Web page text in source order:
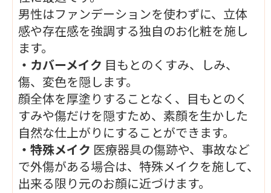
男性はファンデーションを使わずに、立体
感や存在感を強調する独自のお化粧を施し
ます。
・カバーメイク 目もとのくすみ、しみ、
傷、変色を隠します。
顔全体を厚塗りすることなく、目もとのく
すみや傷だけを隠すため、素顔を生かした
自然な仕上がりにすることができます。
・特殊メイク 医療器具の傷跡や、事故など
で外傷がある場合は、特殊メイクを施して、
出来る限り元のお顔に近づけます。